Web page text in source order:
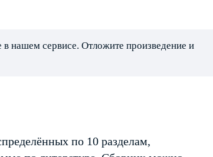
в нашем сервисе. Отложите произведение и
по 10 разделам,